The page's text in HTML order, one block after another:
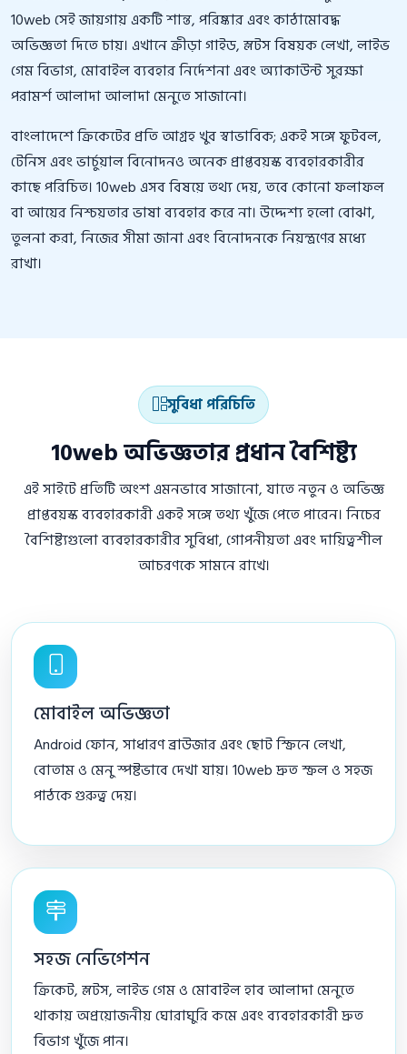
10web সেই জায়গায় একটি শান্ত, পরিষ্কার এবং কাঠামোবদ্ধ
অভিজ্ঞতা দিতে চায়। এখানে ক্রীড়া গাইড, স্লটস বিষয়ক লেখা, লাইভ
গেম বিভাগ, মোবাইল ব্যবহার নির্দেশনা এবং অ্যাকাউন্ট সুরক্ষা
পরামর্শ আলাদা আলাদা মেনুতে সাজানো।
বাংলাদেশে ক্রিকেটের প্রতি আগ্রহ খুব স্বাভাবিক; একই সঙ্গে ফুটবল,
টেনিস এবং ভার্চুয়াল বিনোদনও অনেক প্রাপ্তবয়স্ক ব্যবহারকারীর
কাছে পরিচিত। 10web এসব বিষয়ে তথ্য দেয়, তবে কোনো ফলাফল
বা আয়ের নিশ্চয়তার ভাষা ব্যবহার করে না। উদ্দেশ্য হলো বোঝা,
তুলনা করা, নিজের সীমা জানা এবং বিনোদনকে নিয়ন্ত্রণের মধ্যে
রাখা।
সুবিধা পরিচিতি
10web অভিজ্ঞতার প্রধান বৈশিষ্ট্য
এই সাইটে প্রতিটি অংশ এমনভাবে সাজানো, যাতে নতুন ও অভিজ্ঞ
প্রাপ্তবয়স্ক ব্যবহারকারী একই সঙ্গে তথ্য খুঁজে পেতে পারেন। নিচের
বৈশিষ্ট্যগুলো ব্যবহারকারীর সুবিধা, গোপনীয়তা এবং দায়িত্বশীল
আচরণকে সামনে রাখে।
মোবাইল অভিজ্ঞতা
Android ফোন, সাধারণ ব্রাউজার এবং ছোট স্ক্রিনে লেখা,
বোতাম ও মেনু স্পষ্টভাবে দেখা যায়। 10web দ্রুত স্ক্রল ও সহজ
পাঠকে গুরুত্ব দেয়।
সহজ নেভিগেশন
ক্রিকেট, স্লটস, লাইভ গেম ও মোবাইল হাব আলাদা মেনুতে
থাকায় অপ্রয়োজনীয় ঘোরাঘুরি কমে এবং ব্যবহারকারী দ্রুত
বিভাগ খুঁজে পান।